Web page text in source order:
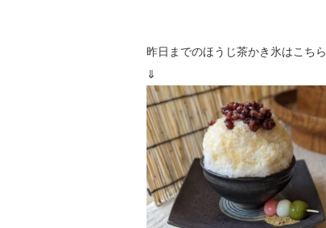
昨日までのほうじ茶かき氷はこちら
⇓